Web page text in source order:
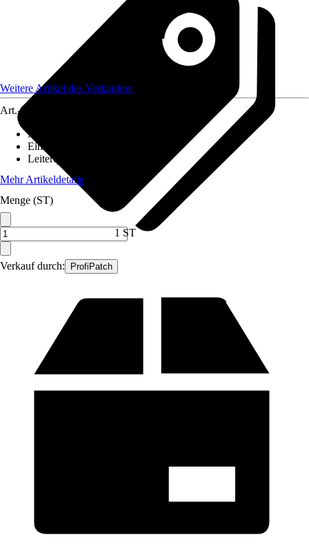
Verkauf durch: ProfiPatch
Weitere Artikel des Verkäufers
Art.-Nr.
Ausführung
Einheit
Leiterquerschnitt
Mehr Artikeldetails
Menge (ST)
1 ST